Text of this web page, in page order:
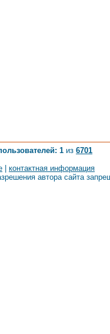
1 из 6701
контактная информация
автора сайта